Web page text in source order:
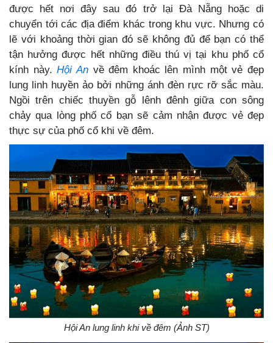
được hết nơi đây sau đó trở lại Đà Nẵng hoặc di
chuyển tới các địa điểm khác trong khu vực. Nhưng có
lẽ với khoảng thời gian đó sẽ không đủ để bạn có thể
tận hưởng được hết những điều thú vị tại khu phố cổ
kính này.Hội Anvề đêm khoác lên mình một vẻ đẹp
lung linh huyền ảo bởi những ánh đèn rực rỡ sắc màu.
Ngồi trên chiếc thuyền gỗ lênh đênh giữa con sông
chảy qua lòng phố cổ bạn sẽ cảm nhận được vẻ đẹp
thực sự của phố cổ khi về đêm.
Hội An lung linh khi về đêm (Ảnh ST)